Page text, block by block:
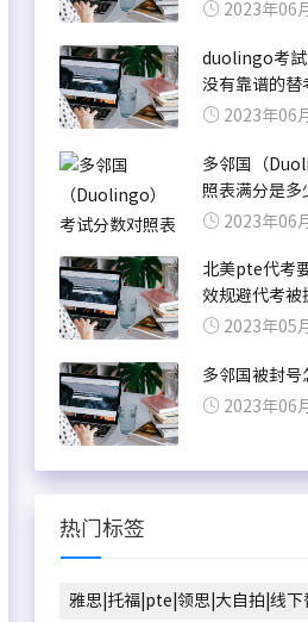
2023年06
duolingo考試
没有靠谱的替
2023年06
多邻国（
照表满分是多
2023年06
北美pte代考
效规避代考被
2023年05
多邻国被封号
2023年06
热门标签
雅思|托福|pte|领思|大自拍|线下